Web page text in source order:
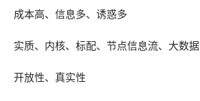
成本高、信息多、诱惑多
实质、内核、标配、节点信息流、大数据
开放性、真实性